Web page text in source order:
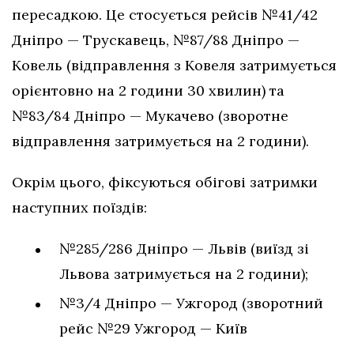
пересадкою. Це стосується рейсів №41/42
Дніпро — Трускавець, №87/88 Дніпро —
Ковель (відправлення з Ковеля затримується
орієнтовно на 2 години 30 хвилин) та
№83/84 Дніпро — Мукачево (зворотне
відправлення затримується на 2 години).
Окрім цього, фіксуються обігові затримки
наступних поїздів:
№285/286 Дніпро — Львів (виїзд зі
Львова затримується на 2 години);
№3/4 Дніпро — Ужгород (зворотний
рейс №29 Ужгород — Київ